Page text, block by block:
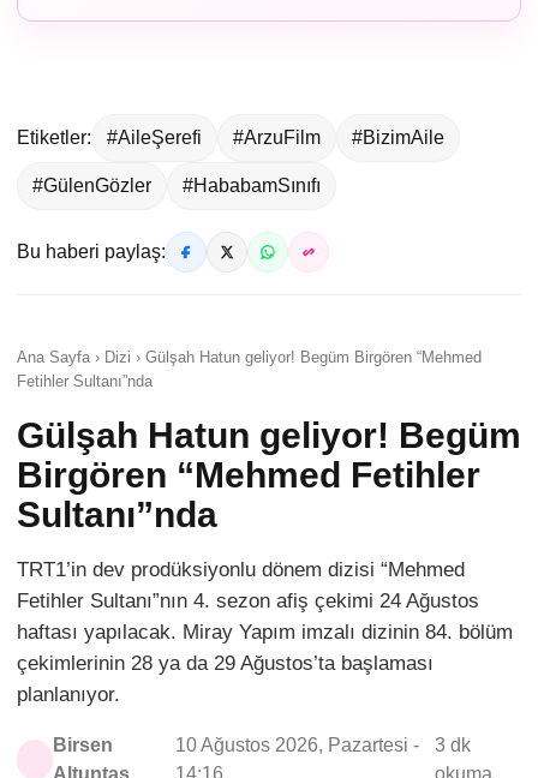
Etiketler: #AileŞerefi #ArzuFilm #BizimAile
#GülenGözler #HababamSınıfı
Bu haberi paylaş:
Ana Sayfa › Dizi › Gülşah Hatun geliyor! Begüm Birgören “Mehmed
Fetihler Sultanı”nda
Gülşah Hatun geliyor! Begüm
Birgören “Mehmed Fetihler
Sultanı”nda
TRT1’in dev prodüksiyonlu dönem dizisi “Mehmed
Fetihler Sultanı”nın 4. sezon afiş çekimi 24 Ağustos
haftası yapılacak. Miray Yapım imzalı dizinin 84. bölüm
çekimlerinin 28 ya da 29 Ağustos’ta başlaması
planlanıyor.
Birsen
10 Ağustos 2026, Pazartesi -
3 dk